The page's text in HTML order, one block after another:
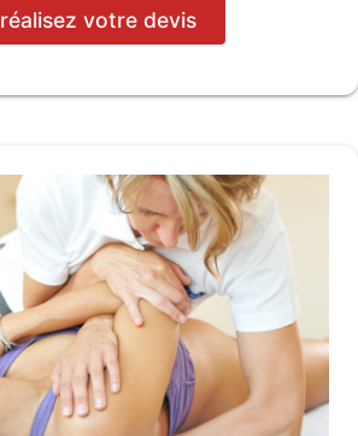
réalisez votre devis